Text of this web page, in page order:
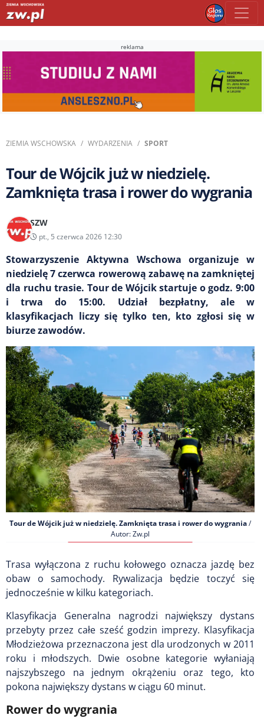
reklama
ZIEMIA WSCHOWSKA WYDARZENIA SPORT
Tour de Wójcik już w niedzielę.
Zamknięta trasa i rower do wygrania
SZW
pt., 5 czerwca 2026 12:30
Stowarzyszenie Aktywna Wschowa organizuje w
niedzielę 7 czerwca rowerową zabawę na zamkniętej
dla ruchu trasie. Tour de Wójcik startuje o godz. 9:00
i trwa do 15:00. Udział bezpłatny, ale w
klasyfikacjach liczy się tylko ten, kto zgłosi się w
biurze zawodów.
Tour de Wójcik już w niedzielę. Zamknięta trasa i rower do wygrania/
Autor: Zw.pl
Trasa wyłączona z ruchu kołowego oznacza jazdę bez
obaw o samochody. Rywalizacja będzie toczyć się
jednocześnie w kilku kategoriach.
Klasyfikacja Generalna nagrodzi największy dystans
przebyty przez całe sześć godzin imprezy. Klasyfikacja
Młodzieżowa przeznaczona jest dla urodzonych w 2011
roku i młodszych. Dwie osobne kategorie wyłaniają
najszybszego na jednym okrążeniu oraz tego, kto
pokona największy dystans w ciągu 60 minut.
Rower do wygrania